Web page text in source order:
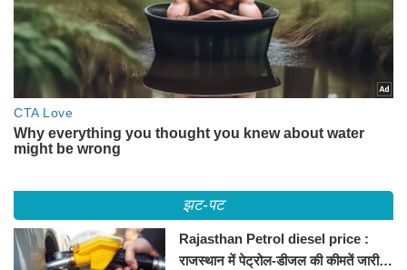
झट-पट
Rajasthan Petrol diesel price :
राजस्थान में पेट्रोल-डीजल की कीमतें जारी,